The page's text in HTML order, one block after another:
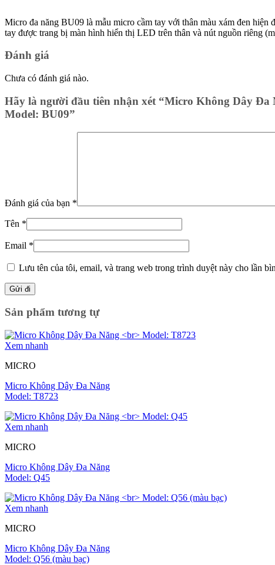
Micro đa năng BU09 là mẫu micro cầm tay với thân màu xám đen
tay được trang bị màn hình hiển thị LED trên thân và nút nguồn riêng
Đánh giá
Chưa có đánh giá nào.
Hãy là người đầu tiên nhận xét “Micro Không Dây Đa
Model: BU09”
Đánh giá của bạn *
Tên *
Email *
Lưu tên của tôi, email, và trang web trong trình duyệt này cho lần
Sản phẩm tương tự
Xem nhanh
MICRO
Micro Không Dây Đa Năng
Model: T8723
Xem nhanh
MICRO
Micro Không Dây Đa Năng
Model: Q45
Xem nhanh
MICRO
Micro Không Dây Đa Năng
Model: Q56 (màu bạc)